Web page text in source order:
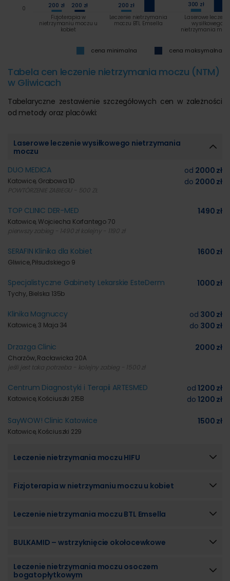
200 zł 200 zł 300 zł
200 zł
Fizjoterapia w
nietrzymaniu moczu u
kobiet
Leczenie nietrzymania
moczu BTL Emsella
Laserowe leczenie
wysiłkowego
nietrzymania
0
cena minimalna cena maksymalna
Tabela cen leczenie nietrzymania moczu (NTM)
w Gliwicach
Tabelaryczne zestawienie szczegółowych cen w zależności
od metody oraz placówki:
Laserowe leczenie wysiłkowego nietrzymania
moczu
DUO MEDICA
Katowice, Grabowa 1D
POWTÓRZENIE ZABIEGU - 500 ZŁ
od 2000 zł
do 2000 zł
TOP CLINIC DER-MED
Katowice, Wojciecha Korfantego 70
pierwszy zabieg - 1490 zł kolejny - 1190 zł
1490 zł
SERAFIN Klinika dla Kobiet
Gliwice, Piłsudskiego 9
1600 zł
Specjalistyczne Gabinety Lekarskie EsteDerm
Tychy, Bielska 135b
1000 zł
Klinika Magnuccy
Katowice, 3 Maja 34
od 300 zł
do 300 zł
Drzazga Clinic
Chorzów, Racławicka 20A
jeśli jest taka potrzeba - kolejny zabieg - 1500 zł
2000 zł
Centrum Diagnostyki i Terapii ARTESMED
Katowice, Kościuszki 215B
od1200 zł
do1200 zł
SayWOW! Clinic Katowice
Katowice, Kościuszki 229
1500 zł
Leczenie nietrzymania moczu HIFU
Fizjoterapia w nietrzymaniu moczu u kobiet
Leczenie nietrzymania moczu BTL Emsella
BULKAMID – wstrzyknięcie okołocewkowe
Leczenie nietrzymania moczu osoczem
bogatopłytkowym